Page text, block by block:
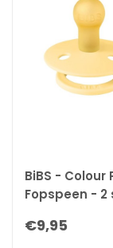
Ontworpen en
Voldoet aan de
Ethisch
We ontwikkelen
Inhoud: 2 stuks
EAN:
BiBS - Colour
Fopspeen -
€9,95